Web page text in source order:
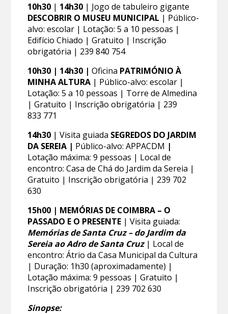
10h30 | 14h30 | Jogo de tabuleiro gigante
DESCOBRIR O MUSEU MUNICIPAL | Público-
alvo: escolar | Lotação: 5 a 10 pessoas |
Edifício Chiado | Gratuito | Inscrição
obrigatória | 239 840 754
10h30 | 14h30 |Oficina PATRIMÓNIO À
MINHA ALTURA | Público-alvo: escolar |
Lotação: 5 a 10 pessoas | Torre de Almedina
| Gratuito | Inscrição obrigatória | 239
833 771
14h30 | Visita guiada SEGREDOS DO JARDIM
DA SEREIA | Público-alvo: APPACDM |
Lotação máxima: 9 pessoas | Local de
encontro: Casa de Chá do Jardim da Sereia |
Gratuito | Inscrição obrigatória | 239 702
630
15h00 | MEMÓRIAS DE COIMBRA – O
PASSADO E O PRESENTE | Visita guiada:
Memórias de Santa Cruz – do Jardim da
Sereia ao Adro de Santa Cruz| Local de
encontro: Átrio da Casa Municipal da Cultura
| Duração: 1h30 (aproximadamente) |
Lotação máxima: 9 pessoas | Gratuito |
Inscrição obrigatória | 239 702 630
Sinopse: